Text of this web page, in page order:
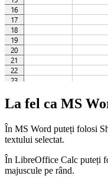
La fel ca MS
În MS Word puteți folosi
textului selectat.
În LibreOffice Calc puteți
majuscule pe rând.